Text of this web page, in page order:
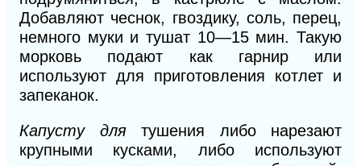
Добавляют чеснок, гвоздику, соль, перец,
немного муки и тушат 10—15 мин. Такую
морковь подают как гарнир или
используют для приготовления котлет и
запеканок.
Капусту для тушения либо нарезают
крупными кусками, либо используют